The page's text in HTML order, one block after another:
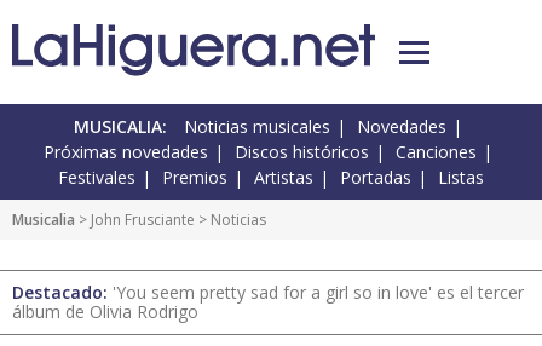
MUSICALIA: Noticias musicales
Novedades
Próximas novedades
Discos históricos
Canciones
Festivales
Premios Artistas Portadas Listas
Musicalia > John Frusciante > Noticias
Destacado: 'You seem pretty sad for a girl so in love' es el tercer
álbum de Olivia Rodrigo